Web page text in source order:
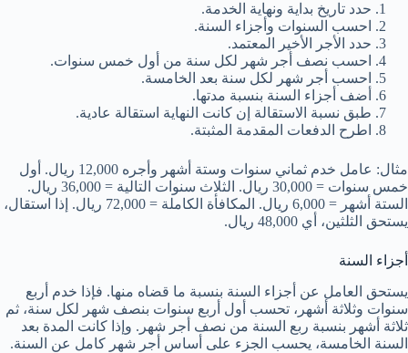
حدد تاريخ بداية ونهاية الخدمة.
احسب السنوات وأجزاء السنة.
حدد الأجر الأخير المعتمد.
احسب نصف أجر شهر لكل سنة من أول خمس سنوات.
احسب أجر شهر لكل سنة بعد الخامسة.
أضف أجزاء السنة بنسبة مدتها.
طبق نسبة الاستقالة إن كانت النهاية استقالة عادية.
اطرح الدفعات المقدمة المثبتة.
مثال: عامل خدم ثماني سنوات وستة أشهر وأجره 12,000 ريال. أول
خمس سنوات = 30,000 ريال. الثلاث سنوات التالية = 36,000 ريال.
الستة أشهر = 6,000 ريال. المكافأة الكاملة = 72,000 ريال. إذا استقال،
يستحق الثلثين، أي 48,000 ريال.
أجزاء السنة
يستحق العامل عن أجزاء السنة بنسبة ما قضاه منها. فإذا خدم أربع
سنوات وثلاثة أشهر، تحسب أول أربع سنوات بنصف شهر لكل سنة، ثم
ثلاثة أشهر بنسبة ربع السنة من نصف أجر شهر. وإذا كانت المدة بعد
السنة الخامسة، يحسب الجزء على أساس أجر شهر كامل عن السنة.